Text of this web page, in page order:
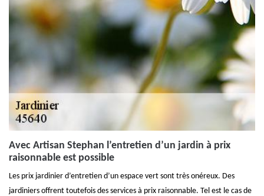
Avec Artisan Stephan l’entretien d’un jardin à prix
raisonnable est possible
Les prix jardinier d’entretien d’un espace vert sont très onéreux. Des
jardiniers offrent toutefois des services à prix raisonnable. Tel est le cas de